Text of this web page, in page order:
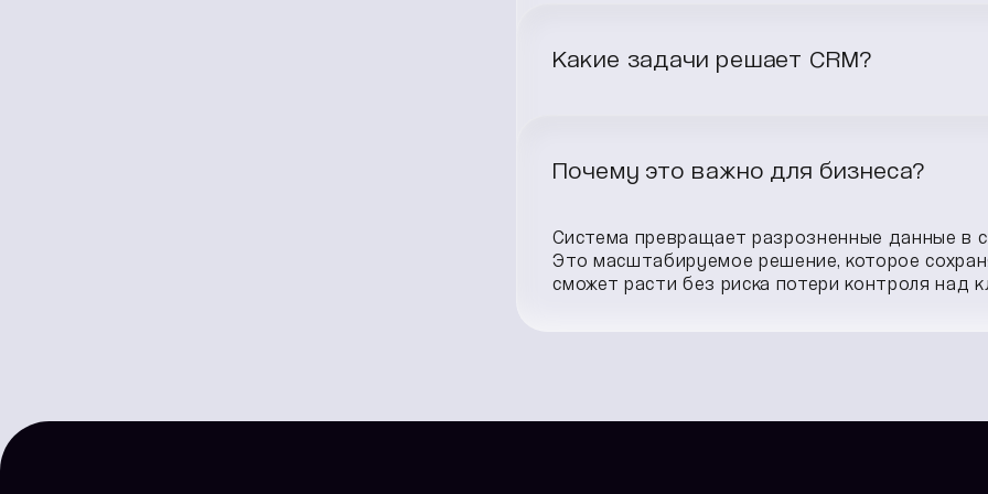
между сотрудниками, напоминает о важных
Какие задачи решает CRM?
возможность персонализировать общение.
Почему это важно для бизнеса?
Система превращает разрозненные данные в
Это масштабируемое решение, которое
сможет расти без риска потери контроля над